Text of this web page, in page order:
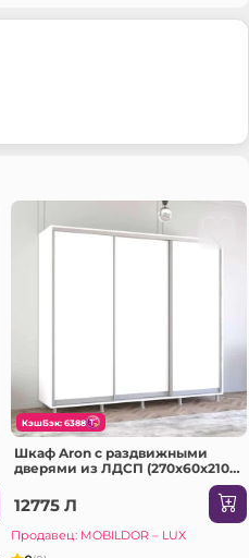
КэшБэк: 6388
Шкаф Aron с раздвижными
дверями из ЛДСП (270x60x210H
12775 Л
Продавец: MOBILDOR – LUX